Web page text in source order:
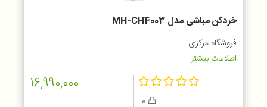
خردکن مباشی مدل MH-CH4003
فروشگاه مرکزی
اطلاعات بیشتر...
16,990,000